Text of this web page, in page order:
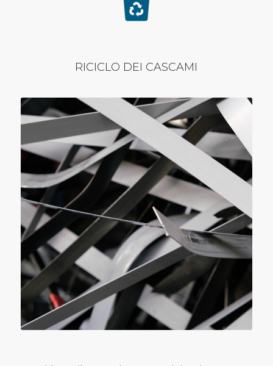
RICICLO DEI CASCAMI